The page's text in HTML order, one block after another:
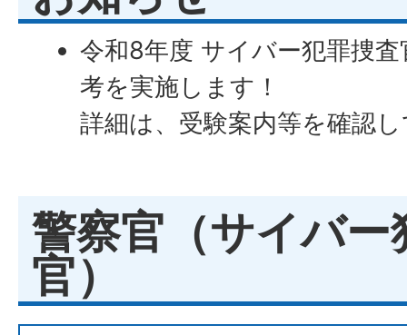
令和8年度 サイバー犯罪捜
考を実施します！
詳細は、受験案内等を確認
警察官（サイバー
官）